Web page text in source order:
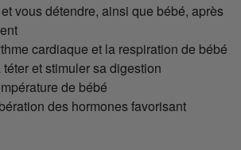
vous détendre, ainsi que bébé, après
cardiaque et la respiration de bébé
et stimuler sa digestion
de bébé
des hormones favorisant